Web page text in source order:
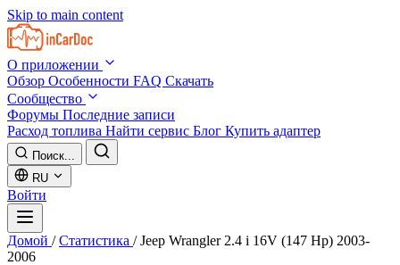
Skip to main content
О приложении
Обзор Особенности FAQ Скачать
Сообщество
Форумы Последние записи
Расход топлива Найти сервис Блог Купить адаптер
Поиск...
RU
Войти
Домой / Статистика / Jeep Wrangler 2.4 i 16V (147 Hp) 2003-
2006